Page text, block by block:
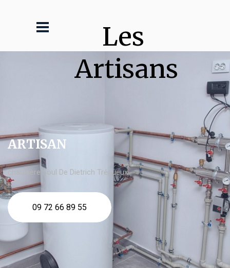
Les
Artisans
ARTISAN
chaudière fioul De Dietrich Trégueux
09 72 66 89 55